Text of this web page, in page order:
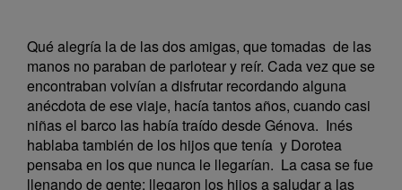
Qué alegría la de las dos amigas, que tomadas de las
manos no paraban de parlotear y reír. Cada vez que se
encontraban volvían a disfrutar recordando alguna
anécdota de ese viaje, hacía tantos años, cuando casi
niñas el barco las había traído desde Génova. Inés
hablaba también de los hijos que tenía y Dorotea
pensaba en los que nunca le llegarían. La casa se fue
llenando de gente: llegaron los hijos a saludar a las